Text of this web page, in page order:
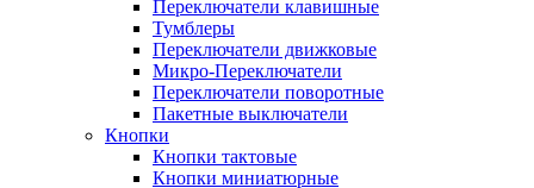
Переключатели клавишные
Тумблеры
Переключатели движковые
Микро-Переключатели
Переключатели поворотные
Пакетные выключатели
Кнопки
Кнопки тактовые
Кнопки миниатюрные